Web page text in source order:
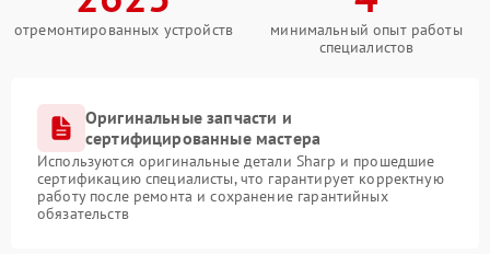
отремонтированных устройств
минимальный опыт работы
специалистов
Оригинальные запчасти и
сертифицированные мастера
Используются оригинальные детали Sharp и прошедшие
сертификацию специалисты, что гарантирует корректную
работу после ремонта и сохранение гарантийных
обязательств